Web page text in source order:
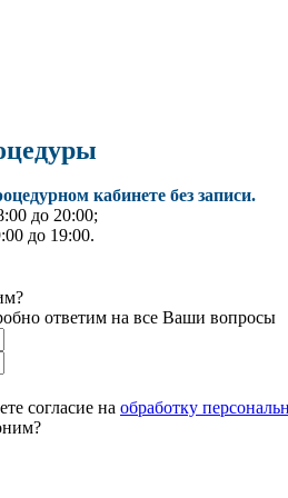
кабинете без записи.
до 20:00;
до 19:00.
ответим на все Ваши вопросы
согласие на обработку